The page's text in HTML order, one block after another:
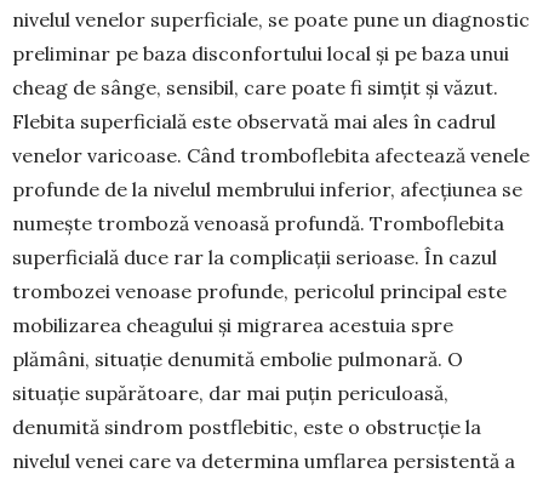
nivelul venelor superficiale, se poate pune un diagnostic
preliminar pe baza discon­fortului local și pe baza unui
cheag de sânge, sensibil, care poate fi simțit și văzut.
Flebita superficială este observată mai ales în cadrul
venelor varicoa­se. Când tromboflebita afec­tează venele
profunde de la ni­velul membrului inferior, afec­țiunea se
numește trom­boză venoasă profundă. Trom­bo­fle­bita
superficială duce rar la complicații serioase. În cazul
trombozei venoase pro­funde, pericolul principal este
mo­bilizarea cheagului și mi­grarea acestuia spre
plămâni, situație denumită embolie pulmonară. O
situație supărătoare, dar mai puțin periculoasă,
denumită sindrom postflebitic, este o ob­strucție la
nivelul venei care va determina umflarea persistentă a